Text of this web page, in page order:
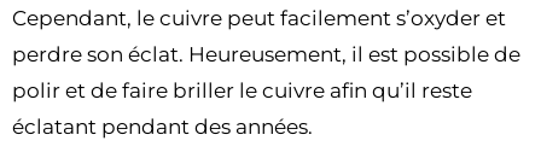
Cependant, le cuivre peut facilement s’oxyder et
perdre son éclat. Heureusement, il est possible de
polir et de faire briller le cuivre afin qu’il reste
éclatant pendant des années.